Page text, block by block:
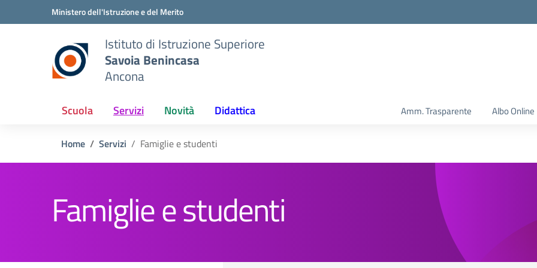
Vai ai contenuti
Vai al menu di navigazioneMinistero dell'Istruzione e del Merito
Istituto di Istruzione Superiore
Savoia Benincasa
Ancona
Scuola Servizi Novità Didattica Amm. Trasparente Albo Online
Home Servizi Famiglie e studenti
Famiglie e studenti